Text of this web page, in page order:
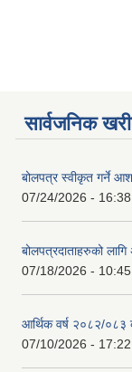
सार्वजनिक
बोलपत्र स्वीकृत गर्ने
07/24/2026 - 16:38
बोलपत्रदाताहरुको
07/18/2026 - 10:45
आर्थिक वर्ष २०८२/०८३
07/10/2026 - 17:22